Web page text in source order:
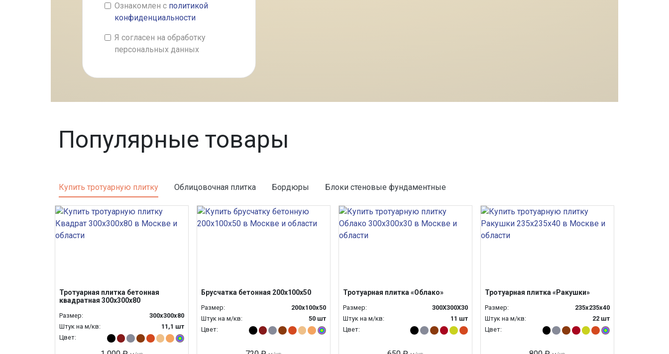
Ознакомлен с политикой
конфиденциальности
Я согласен на обработку
персональных данных
Популярные товары
Купить тротуарную плитку Облицовочная плитка Бордюры Блоки стеновые фундаментные
Тротуарная плитка бетонная
квадратная 300х300х80
Размер:
300х300х80
Штук на м/кв:
11,1 шт
Цвет:
Брусчатка бетонная 200х100х50
Размер:
200х100х50
Штук на м/кв:
50 шт
Цвет:
Тротуарная плитка «Облако»
Размер:
300Х300Х30
Штук на м/кв:
11 шт
Цвет:
Тротуарная плитка «Ракушки»
Размер:
235х235х40
Штук на м/кв:
22 шт
Цвет: